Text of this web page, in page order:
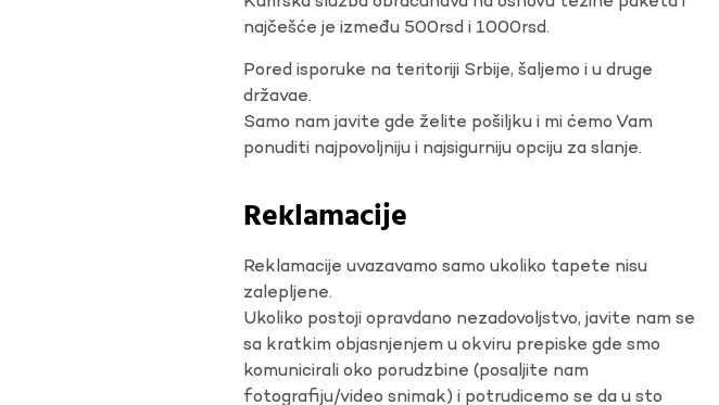
najčešće je između 500rsd i 1000rsd.
Pored isporuke na teritoriji Srbije, šaljemo i u druge
državae.
Samo nam javite gde želite pošiljku i mi ćemo Vam
ponuditi najpovoljniju i najsigurniju opciju za slanje.
Reklamacije
Reklamacije uvazavamo samo ukoliko tapete nisu
zalepljene.
Ukoliko postoji opravdano nezadovoljstvo, javite nam se
sa kratkim objasnjenjem u okviru prepiske gde smo
komunicirali oko porudzbine (posaljite nam
fotografiju/video snimak) i potrudicemo se da u sto